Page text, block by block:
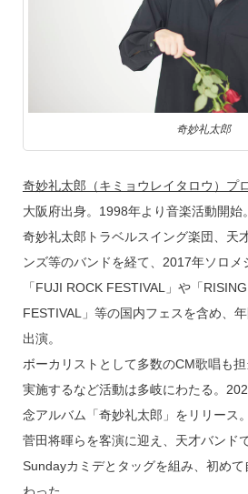
奇妙礼太郎
奇妙礼太郎（キミョウレイタロウ）プ
大阪府出身。1998年より音楽活動開始。
奇妙礼太郎トラベルスイング楽団、天
ンズ等のバンドを経て、2017年ソロメ
「FUJI ROCK FESTIVAL」や「
FESTIVAL」等の国内フェスを含め、
出演。
ボーカリストとして多数のCM歌唱も
実施するなど活動は多岐にわたる。
念アルバム「奇妙礼太郎」をリリース。
菅田将暉らを客演に迎え、天才バンド
Sundayカミデとタッグを組み、初め